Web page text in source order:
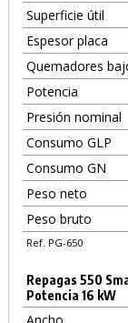
Superficie útil
Espesor placa
Quemadores
Potencia
Presión nominal
Consumo GLP
Consumo GN
Peso neto
Peso bruto
Ref. PG-650
Repagas 550
Potencia 16 kW